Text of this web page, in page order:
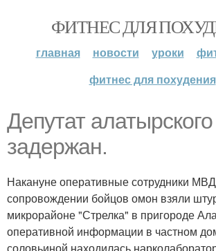
ФИТНЕС ДЛЯ
главная новости уроки
фитнес для похудения
Депутат алатырского
задержан.
Накануне оперативные сотрудники
сопровождении бойцов омон взяли
микрорайоне "Стрелка" в пригороде
оперативной информации в частном